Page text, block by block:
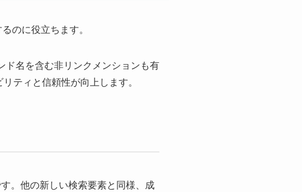
のに役立ちます。
ド名を含む非リンクメンションも有
ティと信頼性が向上します。
。他の新しい検索要素と同様、成